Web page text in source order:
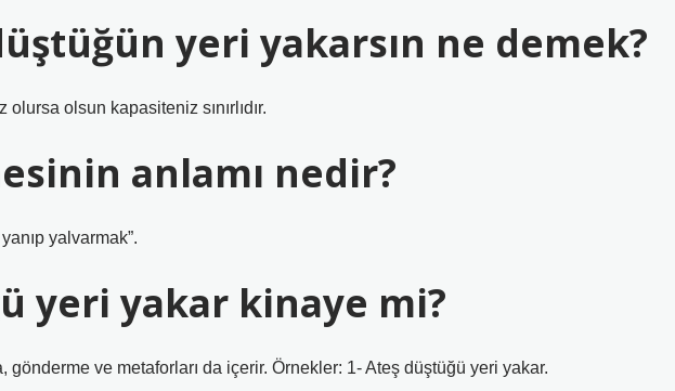
yeri yakarsın ne demek?
olsun kapasiteniz sınırlıdır.
anlamı nedir?
yalvarmak”.
yeri yakar kinaye mi?
gönderme ve metaforları da içerir. Örnekler: 1- Ateş düştüğü yeri yakar.